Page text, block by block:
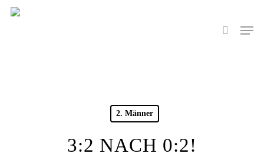
Skip
search
Menu
2. Männer
3:2 NACH 0:2!